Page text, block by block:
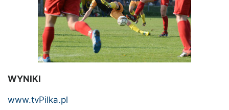
WYNIKI
www.tvPilka.pl